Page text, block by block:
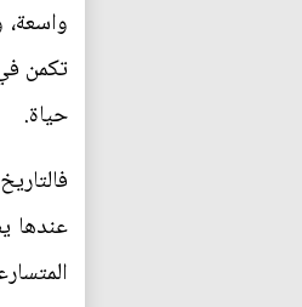
تكمن
حياة.
عندها